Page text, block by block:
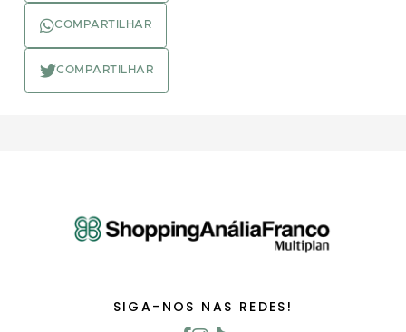
COMPARTILHAR
COMPARTILHAR
SIGA-NOS NAS REDES!